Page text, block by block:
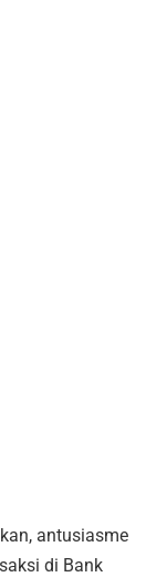
antusiasme
di Bank